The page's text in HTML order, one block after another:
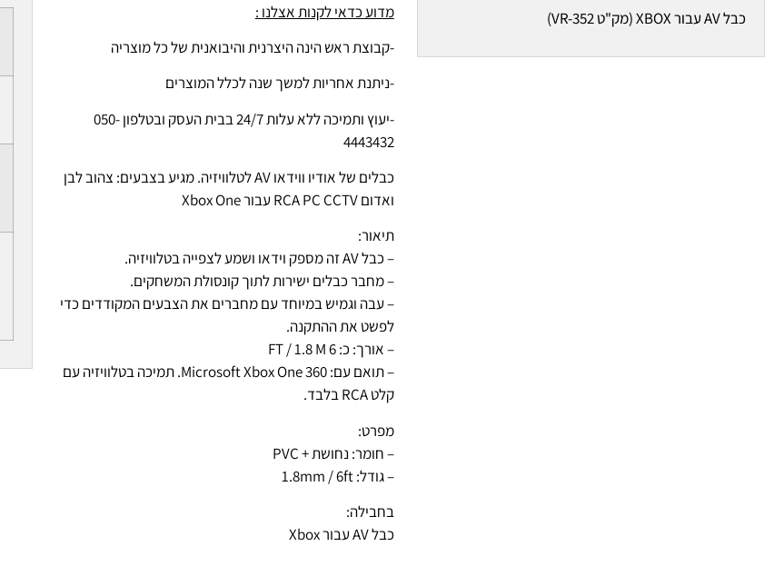
כבל AV עבור XBOX (מק"ט VR-352)
מדוע כדאי לקנות אצלנו :
-קבוצת ראש הינה היצרנית והיבואנית של כל מוצריה
-ניתנת אחריות למשך שנה לכלל המוצרים
-יעוץ ותמיכה ללא עלות 24/7 בבית העסק ובטלפון 050-
4443432
כבלים של אודיו ווידאו AV לטלוויזיה. מגיע בצבעים: צהוב לבן
ואדום RCA PC CCTV עבור Xbox One
תיאור:
– כבל AV זה מספק וידאו ושמע לצפייה בטלוויזיה.
– מחבר כבלים ישירות לתוך קונסולת המשחקים.
– עבה וגמיש במיוחד עם מחברים את הצבעים המקודדים כדי
לפשט את ההתקנה.
– אורך: כ: 6 FT / 1.8 M
– תואם עם: Microsoft Xbox One 360. תמיכה בטלוויזיה עם
קלט RCA בלבד.
מפרט:
– חומר: נחושת + PVC
– גודל: 1.8mm / 6ft
בחבילה:
כבל AV עבור Xbox